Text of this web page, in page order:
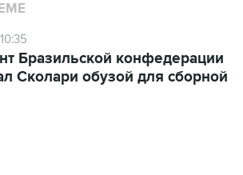
Бразильской конфедерации
Сколари обузой для сборной